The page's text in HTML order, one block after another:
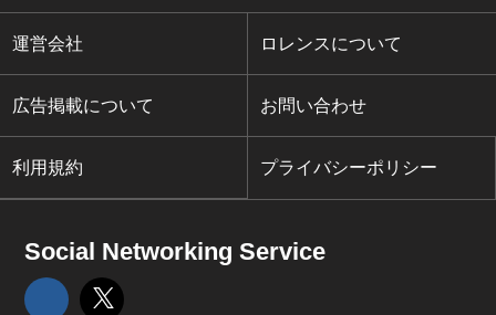
運営会社 ロレンスについて
広告掲載について お問い合わせ
利用規約 プライバシーポリシー
Social Networking Service